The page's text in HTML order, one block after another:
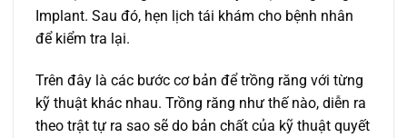
Implant. Sau đó, hẹn lịch tái khám cho bệnh nhân
để kiểm tra lại.
Trên đây là các bước cơ bản để trồng răng với từng
kỹ thuật khác nhau. Trồng răng như thế nào, diễn ra
theo trật tự ra sao sẽ do bản chất của kỹ thuật quyết